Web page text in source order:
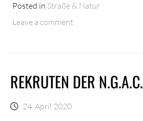
Posted in Straße & Natur
Leave a comment
REKRUTEN DER N.G.A.C.
24. April 2020